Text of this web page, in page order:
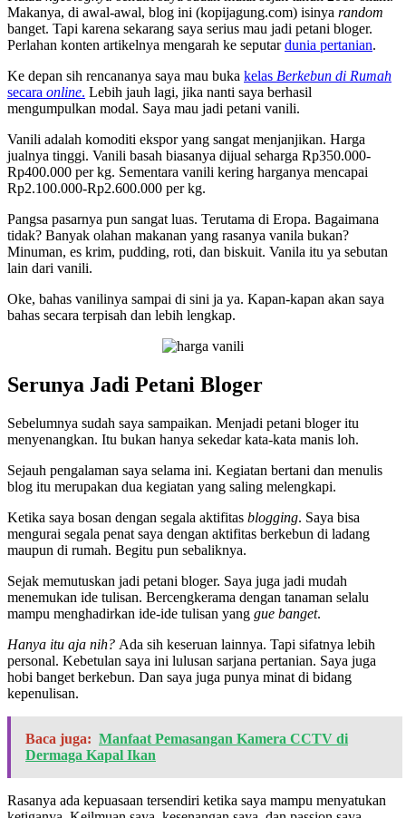
Makanya, di awal-awal, blog ini (kopijagung.com) isinya random
banget. Tapi karena sekarang saya serius mau jadi petani bloger.
Perlahan konten artikelnya mengarah ke seputardunia pertanian.
Ke depan sih rencananya saya mau buka kelas Berkebun di Rumah
secara online. Lebih jauh lagi, jika nanti saya berhasil
mengumpulkan modal. Saya mau jadi petani vanili.
Vanili adalah komoditi ekspor yang sangat menjanjikan. Harga
jualnya tinggi. Vanili basah biasanya dijual seharga Rp350.000-
Rp400.000 per kg. Sementara vanili kering harganya mencapai
Rp2.100.000-Rp2.600.000 per kg.
Pangsa pasarnya pun sangat luas. Terutama di Eropa. Bagaimana
tidak? Banyak olahan makanan yang rasanya vanila bukan?
Minuman, es krim, pudding, roti, dan biskuit. Vanila itu ya sebutan
lain dari vanili.
Oke, bahas vanilinya sampai di sini ja ya. Kapan-kapan akan saya
bahas secara terpisah dan lebih lengkap.
Serunya Jadi Petani Bloger
Sebelumnya sudah saya sampaikan. Menjadi petani bloger itu
menyenangkan. Itu bukan hanya sekedar kata-kata manis loh.
Sejauh pengalaman saya selama ini. Kegiatan bertani dan menulis
blog itu merupakan dua kegiatan yang saling melengkapi.
Ketika saya bosan dengan segala aktifitas blogging. Saya bisa
mengurai segala penat saya dengan aktifitas berkebun di ladang
maupun di rumah. Begitu pun sebaliknya.
Sejak memutuskan jadi petani bloger. Saya juga jadi mudah
menemukan ide tulisan. Bercengkerama dengan tanaman selalu
mampu menghadirkan ide-ide tulisan yang gue banget.
Hanya itu aja nih? Ada sih keseruan lainnya. Tapi sifatnya lebih
personal. Kebetulan saya ini lulusan sarjana pertanian. Saya juga
hobi banget berkebun. Dan saya juga punya minat di bidang
kepenulisan.
Baca juga: Manfaat Pemasangan Kamera CCTV di
Dermaga Kapal Ikan
Rasanya ada kepuasaan tersendiri ketika saya mampu menyatukan